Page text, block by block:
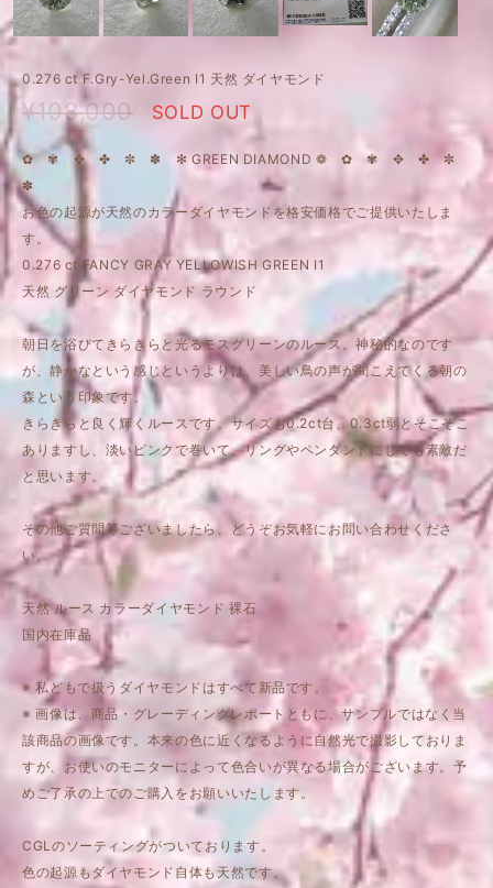
0.276 ct F.Gry-Yel.Green I1 天然 ダイヤモンド
¥108,000 SOLD OUT
✿ ✾ ✥ ✤ ✼ ✽ ✻ GREEN DIAMOND ❁ ✿ ✾ ✥ ✤ ✼
✽
お色の起源が天然のカラーダイヤモンドを格安価格でご提供いたしま
す。
0.276 ct FANCY GRAY YELLOWISH GREEN I1
天然 グリーン ダイヤモンド ラウンド
朝日を浴びてきらきらと光るモスグリーンのルース。神秘的なのです
が、静かなという感じというよりは、美しい鳥の声が聞こえてくる朝の
森という印象です。
きらきらと良く輝くルースです。サイズも0.2ct台、0.3ct弱とそこそこ
ありますし、淡いピンクで巻いて、リングやペンダントにしても素敵だ
と思います。
その他ご質問等ございましたら、どうぞお気軽にお問い合わせくださ
い。
天然 ルース カラーダイヤモンド 裸石
国内在庫品
※ 私どもで扱うダイヤモンドはすべて新品です。
※ 画像は、商品・グレーディングレポートともに、サンプルではなく当
該商品の画像です。本来の色に近くなるように自然光で撮影しておりま
すが、お使いのモニターによって色合いが異なる場合がございます。予
めご了承の上でのご購入をお願いいたします。
CGLのソーティングがついております。
色の起源もダイヤモンド自体も天然です。